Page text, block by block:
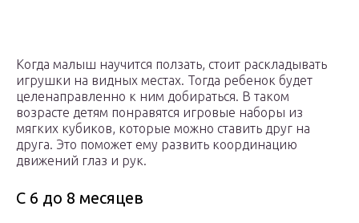
Когда малыш научится ползать, стоит раскладывать
игрушки на видных местах. Тогда ребенок будет
целенаправленно к ним добираться. В таком
возрасте детям понравятся игровые наборы из
мягких кубиков, которые можно ставить друг на
друга. Это поможет ему развить координацию
движений глаз и рук.
С 6 до 8 месяцев